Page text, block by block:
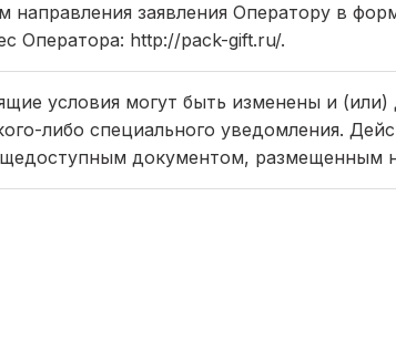
направления заявления Оператору в
Оператора: http://pack-gift.ru/.
условия могут быть изменены и
либо специального уведомления.
документом, размещенным